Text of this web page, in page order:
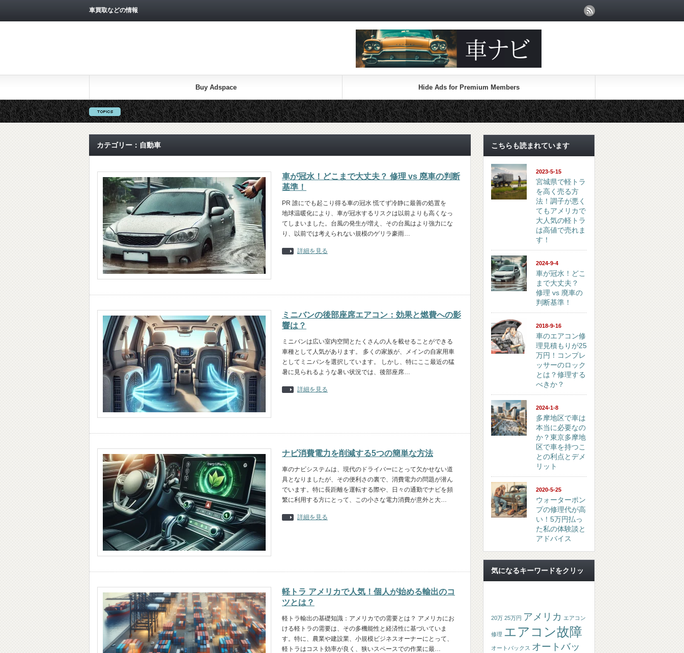
車買取などの情報
Buy Adspace Hide Ads for Premium Members
カテゴリー：自動車
車が冠水！どこまで大丈夫？ 修理 vs 廃車の判断
基準！
PR 誰にでも起こり得る車の冠水 慌てず冷静に最善の処置を
地球温暖化により、車が冠水するリスクは以前よりも高くなっ
てしまいました。台風の発生が増え、その台風はより強力にな
り、以前では考えられない規模のゲリラ豪雨…
詳細を見る
ミニバンの後部座席エアコン：効果と燃費への影
響は？
ミニバンは広い室内空間とたくさんの人を載せることができる
車種として人気があります。 多くの家族が、メインの自家用車
としてミニバンを選択しています。 しかし、特にここ最近の猛
暑に見られるような暑い状況では、後部座席…
詳細を見る
ナビ消費電力を削減する5つの簡単な方法
車のナビシステムは、現代のドライバーにとって欠かせない道
具となりましたが、その便利さの裏で、消費電力の問題が潜ん
でいます。特に長距離を運転する際や、日々の通勤でナビを頻
繁に利用する方にとって、この小さな電力消費が意外と大…
詳細を見る
軽トラ アメリカで人気！個人が始める輸出のコ
ツとは？
軽トラ輸出の基礎知識：アメリカでの需要とは？ アメリカにお
ける軽トラの需要は、その多機能性と経済性に基づいていま
す。特に、農業や建設業、小規模ビジネスオーナーにとって、
軽トラはコスト効率が良く、狭いスペースでの作業に最…
こちらも読まれています
2023-5-15
宮城県で軽トラ
を高く売る方
法！調子が悪く
てもアメリカで
大人気の軽トラ
は高値で売れま
す！
2024-9-4
車が冠水！どこ
まで大丈夫？
修理 vs 廃車の
判断基準！
2018-9-16
車のエアコン修
理見積もりが25
万円！コンプレ
ッサーのロック
とは？修理する
べきか？
2024-1-8
多摩地区で車は
本当に必要なの
か？東京多摩地
区で車を持つこ
との利点とデメ
リット
2020-5-25
ウォーターポン
プの修理代が高
い！5万円払っ
た私の体験談と
アドバイス
気になるキーワードをクリッ
20万 25万円 アメリカ エアコン
修理 エアコン故障
オートバックス オートバッ